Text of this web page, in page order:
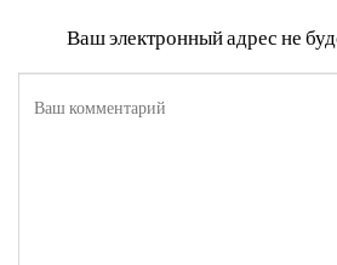
Ваш электронный адрес не